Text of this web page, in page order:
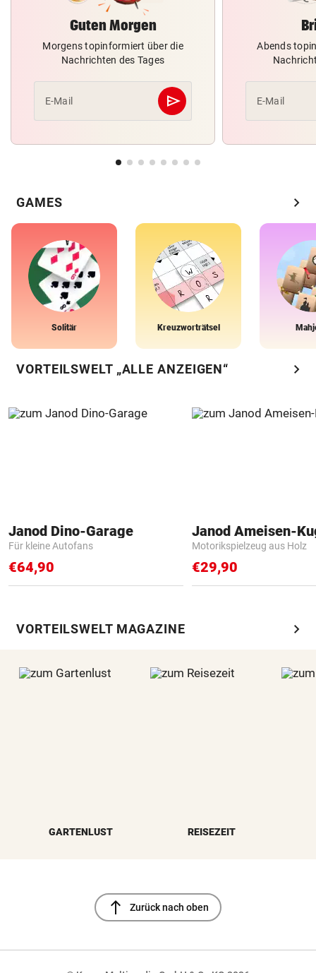
Guten Morgen
Morgens topinformiert über die
Nachrichten des Tages
E-Mail send
Abschicken
Abends
E-Mail
GAMES chevron_right
Solitär Kreuzworträtsel
VORTEILSWELT „ALLE ANZEIGEN“ chevron_right
Janod Dino-Garage
Für kleine Autofans
€64,90
Janod Ameisen-
Motorikspielzeug aus Holz
€29,90
VORTEILSWELT MAGAZINE chevron_right
GARTENLUST REISEZEIT
north Zurück nach oben